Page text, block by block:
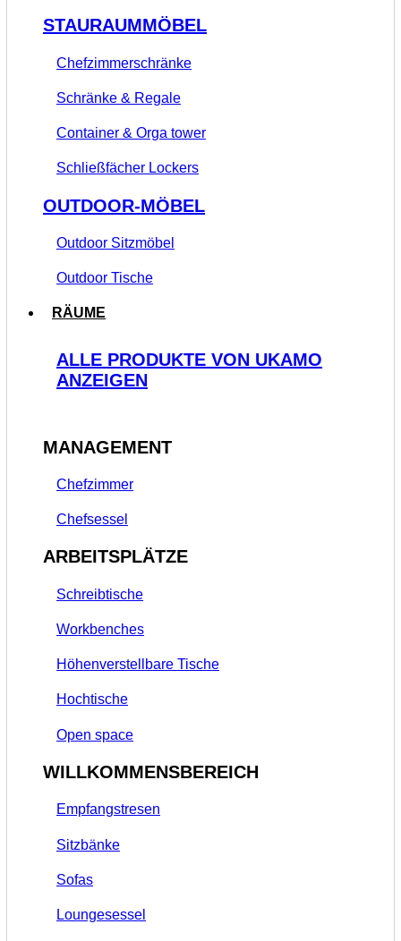
STAURAUMMÖBEL
Chefzimmerschränke
Schränke & Regale
Container & Orga tower
Schließfächer Lockers
OUTDOOR-MÖBEL
Outdoor Sitzmöbel
Outdoor Tische
RÄUME
ALLE PRODUKTE VON UKAMO
ANZEIGEN
MANAGEMENT
Chefzimmer
Chefsessel
ARBEITSPLÄTZE
Schreibtische
Workbenches
Höhenverstellbare Tische
Hochtische
Open space
WILLKOMMENSBEREICH
Empfangstresen
Sitzbänke
Sofas
Loungesessel